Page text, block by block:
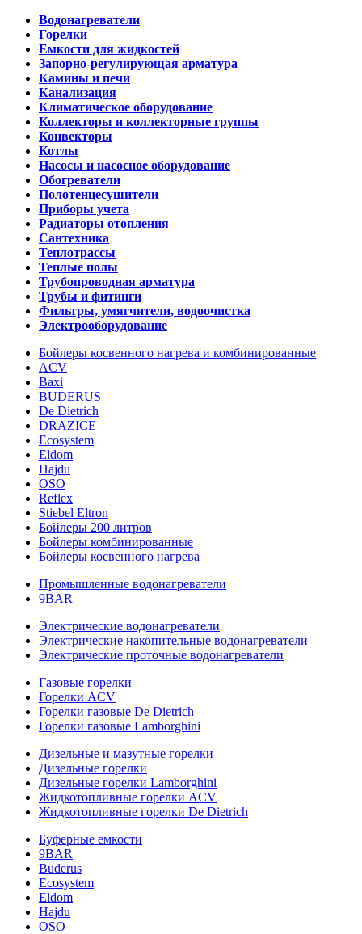
Водонагреватели
Горелки
Емкости для жидкостей
Запорно-регулирующая арматура
Камины и печи
Канализация
Климатическое оборудование
Коллекторы и коллекторные группы
Конвекторы
Котлы
Насосы и насосное оборудование
Обогреватели
Полотенцесушители
Приборы учета
Радиаторы отопления
Сантехника
Теплотрассы
Теплые полы
Трубопроводная арматура
Трубы и фитинги
Фильтры, умягчители, водоочистка
Электрооборудование
Бойлеры косвенного нагрева и комбинированные
ACV
Baxi
BUDERUS
De Dietrich
DRAZICE
Ecosystem
Eldom
Hajdu
OSO
Reflex
Stiebel Eltron
Бойлеры 200 литров
Бойлеры комбинированные
Бойлеры косвенного нагрева
Промышленные водонагреватели
9BAR
Электрические водонагреватели
Электрические накопительные водонагреватели
Электрические проточные водонагреватели
Газовые горелки
Горелки ACV
Горелки газовые De Dietrich
Горелки газовые Lamborghini
Дизельные и мазутные горелки
Дизельные горелки
Дизельные горелки Lamborghini
Жидкотопливные горелки ACV
Жидкотопливные горелки De Dietrich
Буферные емкости
9BAR
Buderus
Ecosystem
Eldom
Hajdu
OSO